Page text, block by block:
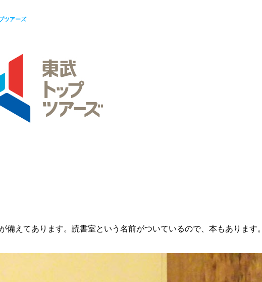
ツアーズ
えてあります。読書室という名前がついているので、本もあります